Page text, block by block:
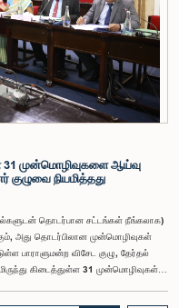
போதிலும், தற்போது அத்தகைய
நாயகத்திற்கான
அப்பதவிக்கு வழங்கப்பட்டுள்ள
கொண்டு, அந்தச் சம்பளம் மேலும்
உள்ளிட்ட உறுப்பினர்கள்
மேலும் கவனம் செலுத்தி
வலியுறுத்தப்பட்டது. மேலும்,
ஆணைக்குழுவை நிறுவுவதற்கான
31 முன்மொழிவுகளை ஆய்வு
குழுவை நியமித்தது
தொடர்பான சட்டங்கள் நீங்கலாக)
அது தொடர்பிலான முன்மொழிவுகள்
பாராளுமன்ற விசேட குழு, தேர்தல்
கிடைத்துள்ள 31 முன்மொழிவுகள்